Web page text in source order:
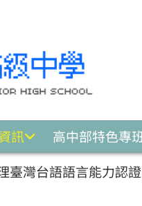
訊 高中部特色專
臺灣台語語言能力認